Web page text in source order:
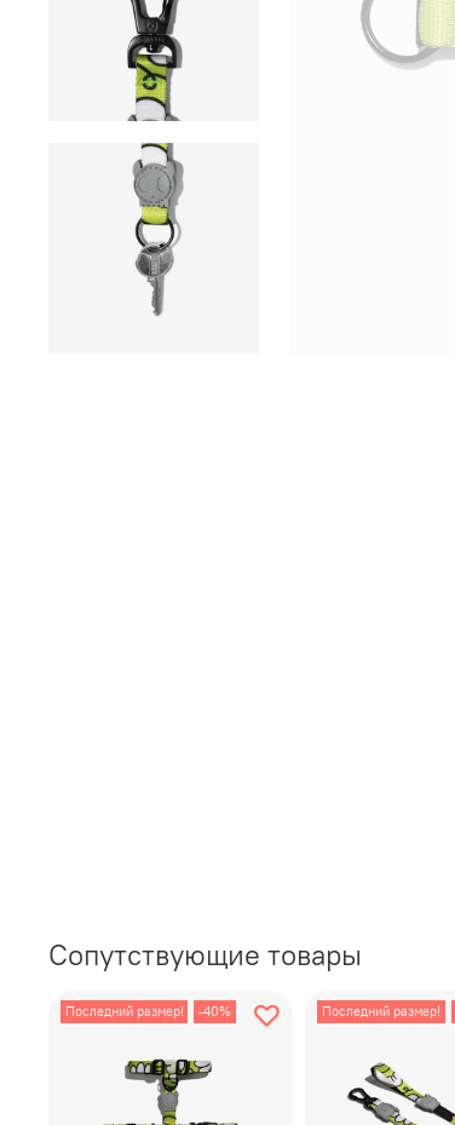
Сопутствующие товары
Последний размер! -40% Последний размер!